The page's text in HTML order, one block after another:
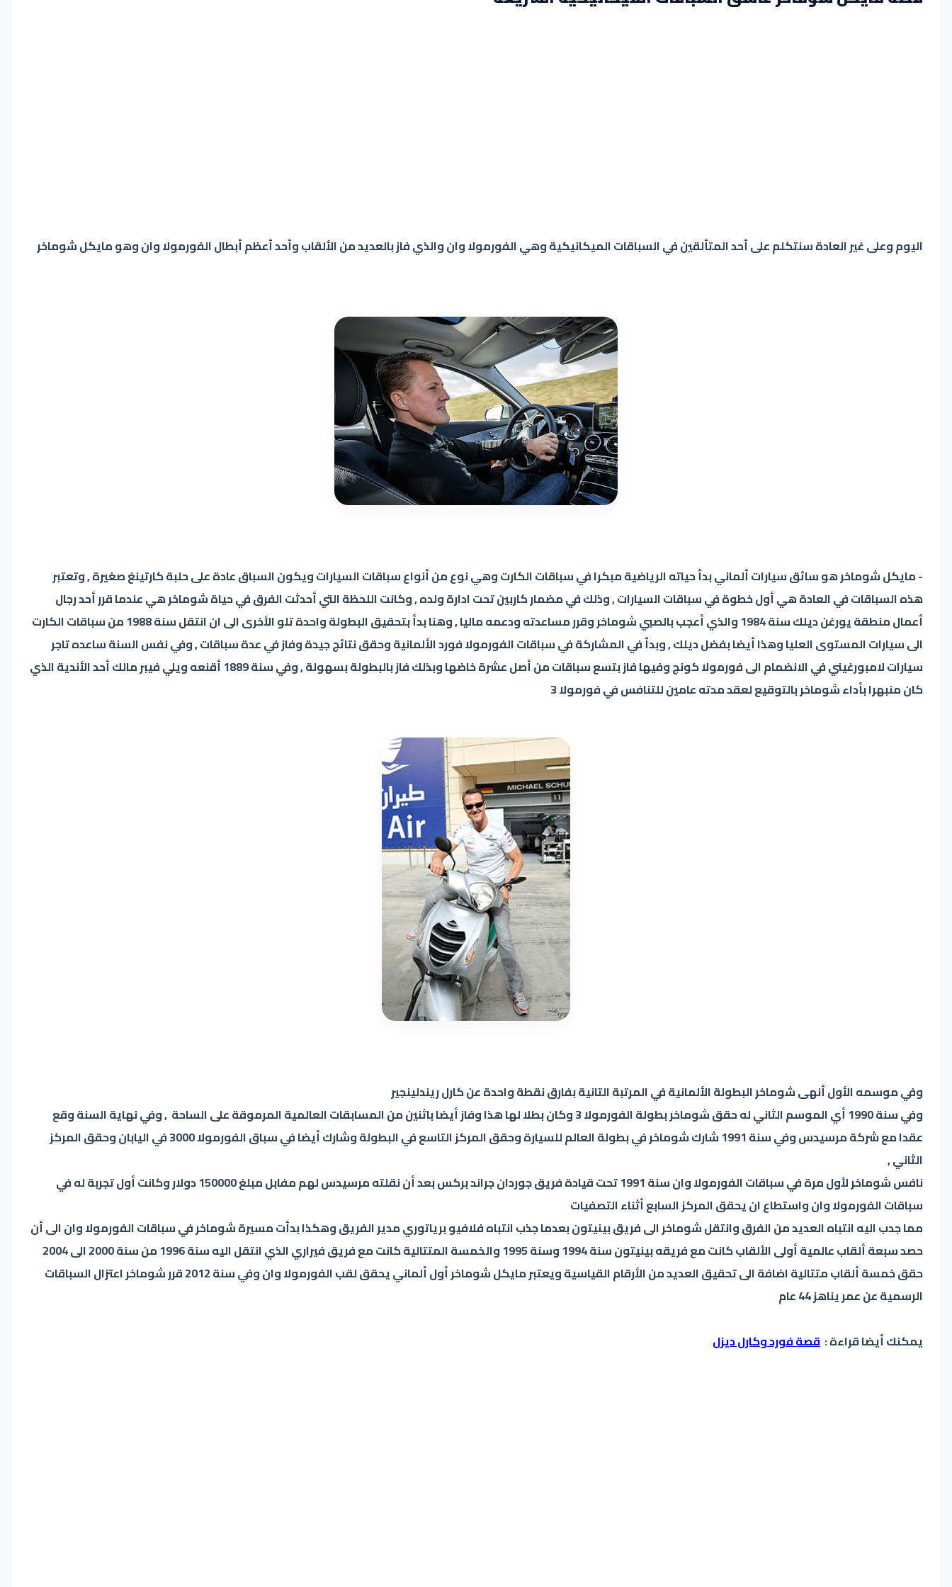
اليوم وعلى غير العادة سنتكلم على أحد المتألقين في السباقات الميكانيكية وهي الفورمولا وان والذي فاز بالعديد من الألقاب وأحد أعظم أبطال الفورمولا وان وهو مايكل شوماخر
- مايكل شوماخر هو سائق سيارات ألماني بدأ حياته الرياضية مبكرا في سباقات الكارت وهي نوع من أنواع سباقات السيارات ويكون السباق عادة على حلبة كارتينغ صغيرة , وتعتبر
هذه السباقات في العادة هي أول خطوة في سباقات السيارات , وذلك في مضمار كاربين تحت ادارة ولده , وكانت اللحظة التي أحدثت الفرق في حياة شوماخر هي عندما قرر أحد رجال
أعمال منطقة يورغن ديلك سنة 1984 والذي أعجب بالصبي شوماخر وقرر مساعدته ودعمه ماليا , وهنا بدأ بتحقيق البطولة واحدة تلو الأخرى الى ان انتقل سنة 1988 من سباقات الكارت
الى سيارات المستوى العليا وهذا أيضا بفضل ديلك , وبدأ في المشاركة في سباقات الفورمولا فورد الألمانية وحقق نتائج جيدة وفاز في عدة سباقات , وفي نفس السنة ساعده تاجر
سيارات لامبورغيني في الانضمام الى فورمولا كونج وفيها فاز بتسع سباقات من أصل عشرة خاضها وبذلك فاز بالبطولة بسهولة , وفي سنة 1889 أقنعه ويلي فيبر مالك أحد الأندية الذي
كان منبهرا بأداء شوماخر بالتوقيع لعقد مدته عامين للتنافس في فورمولا 3
وفي موسمه الأول أنهى شوماخر البطولة الألمانية في المرتبة التانية بفارق نقطة واحدة عن كارل ريندلينجير
وفي سنة 1990 أي الموسم الثاني له حقق شوماخر بطولة الفورمولا 3 وكان بطلا لها هذا وفاز أيضا باثنين من المسابقات العالمية المرموقة على الساحة , وفي نهاية السنة وقع
عقدا مع شركة مرسيدس وفي سنة 1991 شارك شوماخر في بطولة العالم للسيارة وحقق المركز التاسع في البطولة وشارك أيضا في سباق الفورمولا 3000 في اليابان وحقق المركز
الثاني ,
نافس شوماخر لأول مرة في سباقات الفورمولا وان سنة 1991 تحت قيادة فريق جوردان جراند بركس بعد أن نقلته مرسيدس لهم مفابل مبلغ 150000 دولار وكانت أول تجربة له في
سباقات الفورمولا وان واستطاع ان يحقق المركز السابع أثناء التصفيات
مما جدب اليه انتباه العديد من الفرق وانتقل شوماخر الى فريق بينيتون بعدما جذب انتباه فلافيو برياتوري مدير الفريق وهكذا بدأت مسيرة شوماخر في سباقات الفورمولا وان الى أن
حصد سبعة ألقاب عالمية أولى الألقاب كانت مع فريقه بينيتون سنة 1994 وسنة 1995 والخمسة المتتالية كانت مع فريق فيراري الذي انتقل اليه سنة 1996 من سنة 2000 الى 2004
حقق خمسة ألقاب متتالية اضافة الى تحقيق العديد من الأرقام القياسية ويعتبر مايكل شوماخر أول ألماني يحقق لقب الفورمولا وان وفي سنة 2012 قرر شوماخر اعتزال السباقات
الرسمية عن عمر يناهز 44 عام
يمكنك أيضا قراءة : قصة فورد وكارل ديزل